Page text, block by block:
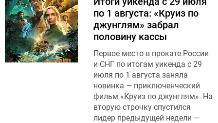
по 1 августа: «Круиз по
джунглям» забрал
половину кассы
Первое место в прокате России
и СНГ по итогам уикенда с 29
июля по 1 августа заняла
новинка — приключенческий
фильм «Круиз по джунглям». На
вторую строчку спустился
лидер предыдущей недели —